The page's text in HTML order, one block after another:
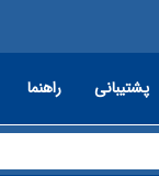
پشتیبانی راهنما